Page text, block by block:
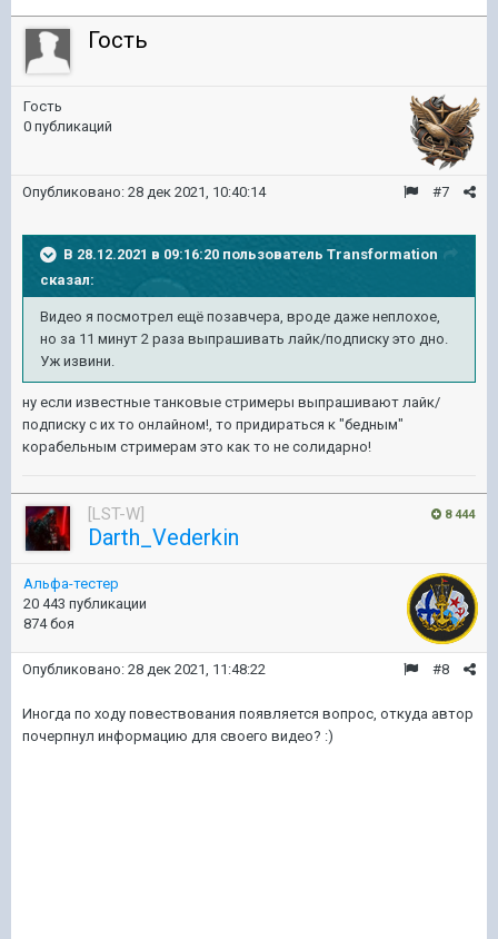
Гость
Гость
0 публикаций
#7
Опубликовано: 28 дек 2021, 10:40:14
В 28.12.2021 в 09:16:20 пользователь Transformation
сказал:
Видео я посмотрел ещё позавчера, вроде даже неплохое,
но за 11 минут 2 раза выпрашивать лайк/подписку это дно.
Уж извини.
ну если известные танковые стримеры выпрашивают лайк/
подписку с их то онлайном!, то придираться к "бедным"
корабельным стримерам это как то не солидарно!
8 444
[LST-W]
Darth_Vederkin
Альфа-тестер
20 443 публикации
874 боя
#8
Опубликовано: 28 дек 2021, 11:48:22
Иногда по ходу повествования появляется вопрос, откуда автор
почерпнул информацию для своего видео? :)